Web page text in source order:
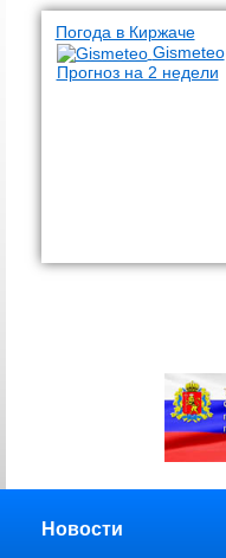
Погода в Киржаче
Gismeteo
Прогноз на 2 недели
Новости